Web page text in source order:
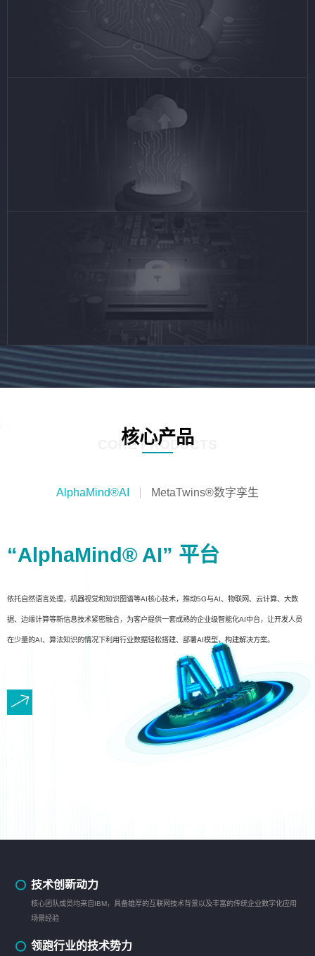
核心产品
CORE PRODUCTS
AlphaMind®AI MetaTwins®数字孪生
“AlphaMind® AI” 平台
依托自然语言处理，机器视觉和知识图谱等AI核心技术，推动5G与AI、物联网、云计算、大数
据、边缘计算等新信息技术紧密融合，为客户提供一套成熟的企业级智能化AI中台，让开发人员
在少量的AI、算法知识的情况下利用行业数据轻松搭建、部署AI模型，构建解决方案。
技术创新动力
核心团队成员均来自IBM，具备雄厚的互联网技术背景以及丰富的传统企业数字化应用
场景经验
领跑行业的技术势力